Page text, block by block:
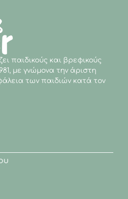
παιδικούς και βρεφικούς
με γνώμονα την άριστη
των παιδιών κατά τον